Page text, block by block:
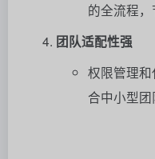
的全流程，
团队适配性强
权限管理
合中小型团